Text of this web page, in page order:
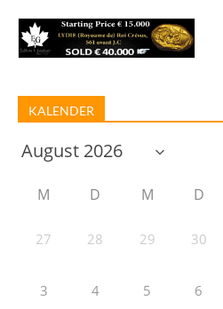
KALENDER
M D M D
27 28 29 30
3 4 5 6